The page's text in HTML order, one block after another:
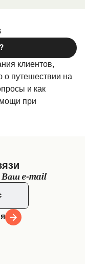
клиентов,
путешествии на
и как
при
Ваш e-mail